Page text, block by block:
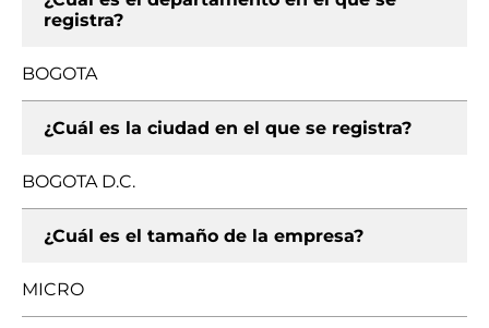
registra?
BOGOTA
¿Cuál es la ciudad en el que se registra?
BOGOTA D.C.
¿Cuál es el tamaño de la empresa?
MICRO